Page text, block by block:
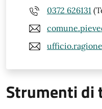
0372 626131
Strumenti di